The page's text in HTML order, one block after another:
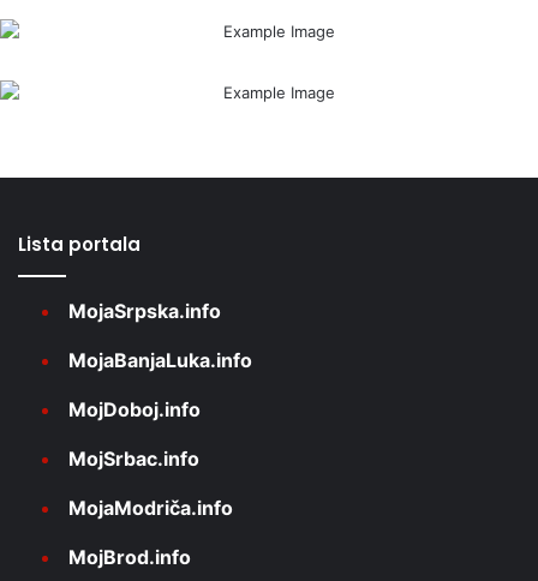
Lista portala
MojaSrpska.info
MojaBanjaLuka.info
MojDoboj.info
MojSrbac.info
MojaModriča.info
MojBrod.info